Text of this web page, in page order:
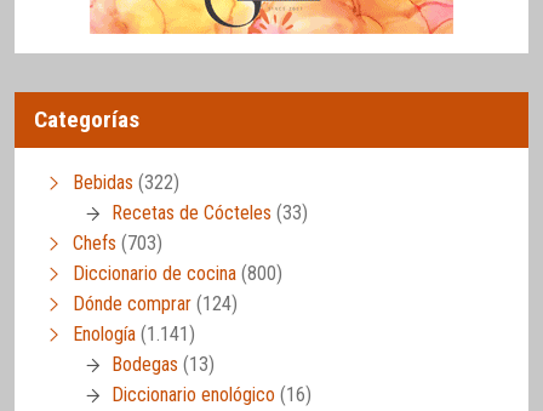
Categorías
Bebidas (322)
Recetas de Cócteles (33)
Chefs (703)
Diccionario de cocina (800)
Dónde comprar (124)
Enología (1.141)
Bodegas (13)
Diccionario enológico (16)